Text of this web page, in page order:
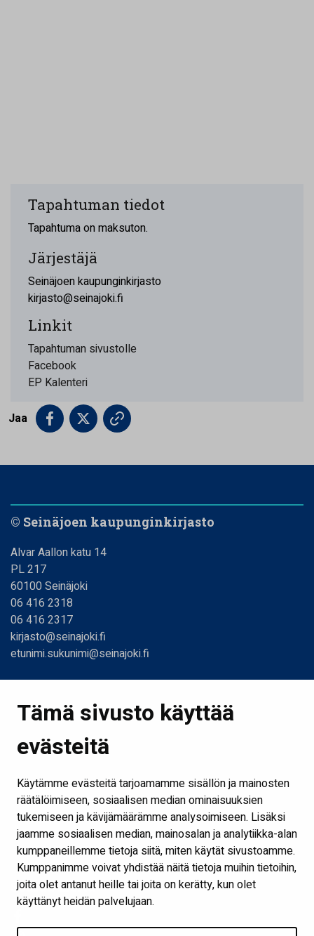
Tämä sivusto käyttää
evästeitä
Käytämme evästeitä tarjoamamme sisällön ja mainosten
räätälöimiseen, sosiaalisen median ominaisuuksien
tukemiseen ja kävijämäärämme analysoimiseen. Lisäksi
jaamme sosiaalisen median, mainosalan ja analytiikka-alan
kumppaneillemme tietoja siitä, miten käytät sivustoamme.
Kumppanimme voivat yhdistää näitä tietoja muihin tietoihin,
joita olet antanut heille tai joita on kerätty, kun olet
käyttänyt heidän palvelujaan.
Tapahtuman tiedot
Tapahtuma on maksuton.
Järjestäjä
Seinäjoen kaupunginkirjasto
kirjasto@seinajoki.fi
Linkit
Tapahtuman sivustolle
Facebook
EP Kalenteri
Jaa
© Seinäjoen kaupunginkirjasto
Alvar Aallon katu 14
PL 217
60100 Seinäjoki
06 416 2318
06 416 2317
kirjasto@seinajoki.fi
etunimi.sukunimi@seinajoki.fi
Kirjastot ja aukioloajat
Ota yhteyttä
Verkkokirjasto
Kaikki kirjaston some-kanavat
Näytä evästeasetukseni
Seuraa meitä